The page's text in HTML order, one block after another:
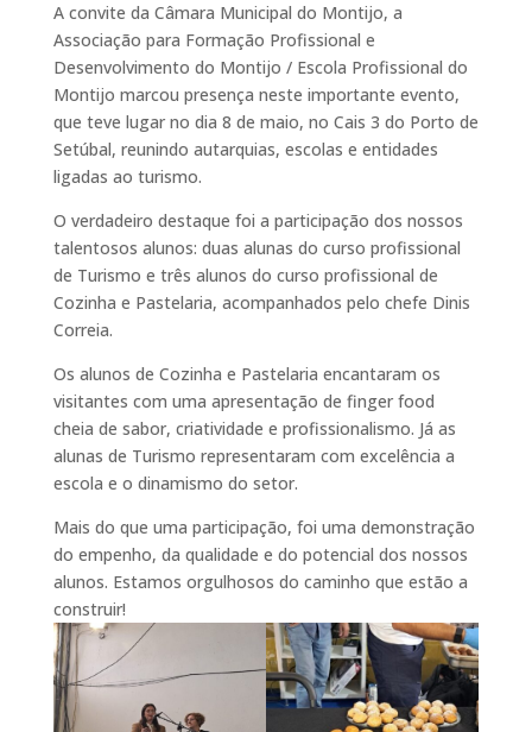
A convite da Câmara Municipal do Montijo, a
Associação para Formação Profissional e
Desenvolvimento do Montijo / Escola Profissional do
Montijo marcou presença neste importante evento,
que teve lugar no dia 8 de maio, no Cais 3 do Porto de
Setúbal, reunindo autarquias, escolas e entidades
ligadas ao turismo.
O verdadeiro destaque foi a participação dos nossos
talentosos alunos: duas alunas do curso profissional
de Turismo e três alunos do curso profissional de
Cozinha e Pastelaria, acompanhados pelo chefe Dinis
Correia.
Os alunos de Cozinha e Pastelaria encantaram os
visitantes com uma apresentação de finger food
cheia de sabor, criatividade e profissionalismo. Já as
alunas de Turismo representaram com excelência a
escola e o dinamismo do setor.
Mais do que uma participação, foi uma demonstração
do empenho, da qualidade e do potencial dos nossos
alunos. Estamos orgulhosos do caminho que estão a
construir!